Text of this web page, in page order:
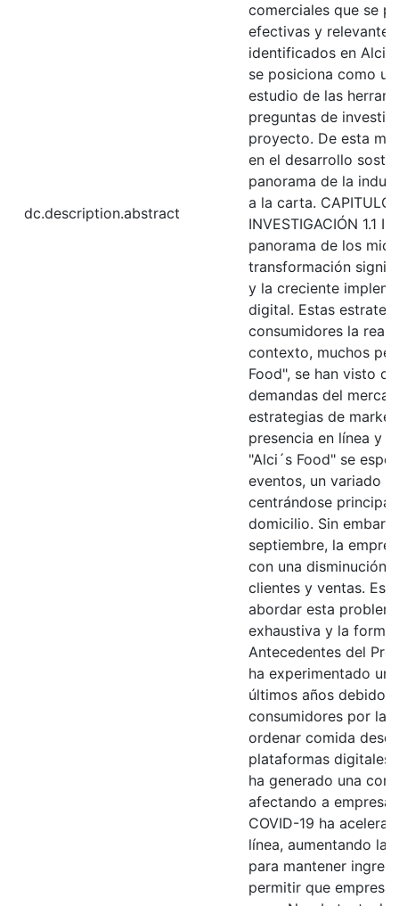
dc.description.abstract
comerciales que se
efectivas y
identificados en
se posiciona como
estudio de las
preguntas de
proyecto. De esta
en el desarrollo
panorama de la
a la carta. CAPITULO
INVESTIGACIÓN 1.1
panorama de los
transformación
y la creciente
digital. Estas
consumidores la
contexto, muchos
Food", se han visto
demandas del
estrategias de
presencia en línea y
"Alci´s Food" se
eventos, un variado
centrándose
domicilio. Sin
septiembre, la
con una disminución
clientes y ventas.
abordar esta
exhaustiva y la
Antecedentes del
ha experimentado
últimos años debido
consumidores por las
ordenar comida
plataformas digitales
ha generado una
afectando a
COVID-19 ha
línea, aumentando la
para mantener
permitir que